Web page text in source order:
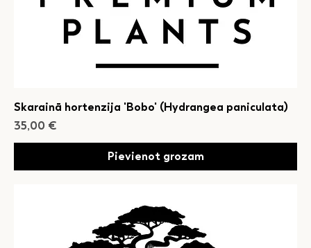
Skarainā hortenzija 'Bobo' (Hydrangea paniculata)
Cena
35,00 €
Pievienot grozam